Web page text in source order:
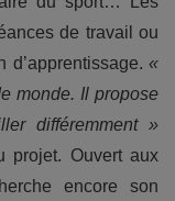
de travail ou
«
monde. Il propose
différemment »
projet. Ouvert aux
encore son